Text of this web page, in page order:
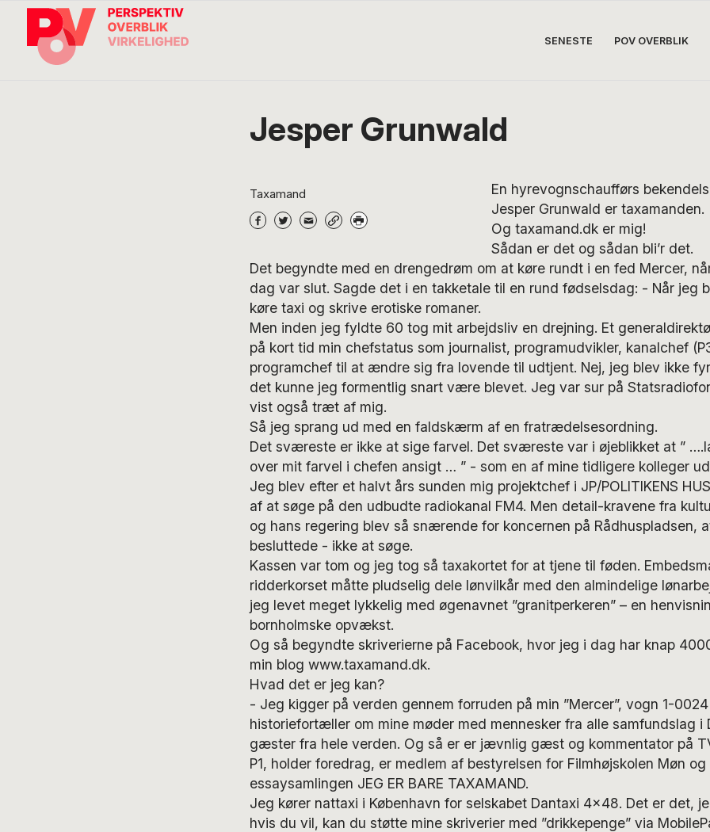
direkte
indhold
direkte
SENESTE POV OVERBLIK
International
Jesper Grunwald
Taxamand
En hyrevognschaufførs
Jesper Grunwald er taxamanden.
Og taxamand.dk er mig!
Sådan er det og sådan bli’r det.
Det begyndte med en drengedrøm om at køre rundt i en fed Mercer,
dag var slut. Sagde det i en takketale til en rund fødselsdag: - Når jeg
køre taxi og skrive erotiske romaner.
Men inden jeg fyldte 60 tog mit arbejdsliv en drejning. Et
på kort tid min chefstatus som journalist, programudvikler, kanalchef
programchef til at ændre sig fra lovende til udtjent. Nej, jeg blev ikke
det kunne jeg formentlig snart være blevet. Jeg var sur på
vist også træt af mig.
Så jeg sprang ud med en faldskærm af en fratrædelsesordning.
Det sværeste er ikke at sige farvel. Det sværeste var i øjeblikket at ”
over mit farvel i chefen ansigt … ” - som en af mine tidligere kolleger
Jeg blev efter et halvt års sunden mig projektchef i JP/POLITIKENS
af at søge på den udbudte radiokanal FM4. Men detail-kravene fra
og hans regering blev så snærende for koncernen på Rådhuspladsen,
besluttede - ikke at søge.
Kassen var tom og jeg tog så taxakortet for at tjene til føden.
ridderkorset måtte pludselig dele lønvilkår med den almindelige
jeg levet meget lykkelig med øgenavnet ”granitperkeren” – en
bornholmske opvækst.
Og så begyndte skriverierne på Facebook, hvor jeg i dag har knap
min blog www.taxamand.dk.
Hvad det er jeg kan?
- Jeg kigger på verden gennem forruden på min ”Mercer”, vogn 1-
historiefortæller om mine møder med mennesker fra alle samfundslag i
gæster fra hele verden. Og så er er jævnlig gæst og kommentator på
P1, holder foredrag, er medlem af bestyrelsen for Filmhøjskolen Møn
essaysamlingen JEG ER BARE TAXAMAND.
Jeg kører nattaxi i København for selskabet Dantaxi 4x48. Det er det,
hvis du vil, kan du støtte mine skriverier med ”drikkepenge” via